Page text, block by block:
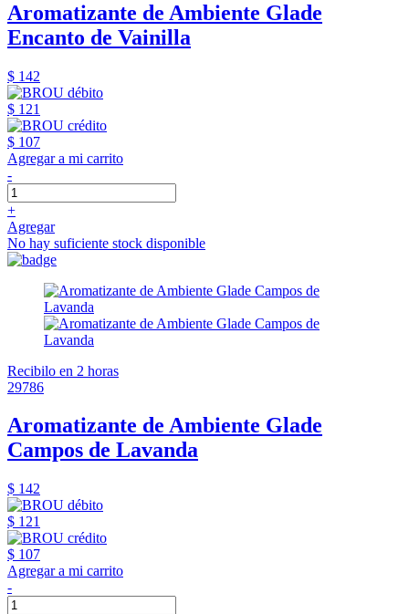
Aromatizante de Ambiente Glade
Encanto de Vainilla
$ 142
$ 121
$ 107
Agregar a mi carrito
-
+
Agregar
No hay suficiente stock disponible
Recibilo en 2 horas
29786
Aromatizante de Ambiente Glade
Campos de Lavanda
$ 142
$ 121
$ 107
Agregar a mi carrito
-